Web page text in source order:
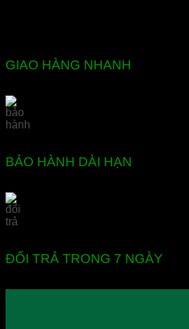
GIAO HÀNG NHANH
BẢO HÀNH DÀI HẠN
ĐỔI TRẢ TRONG 7 NGÀY